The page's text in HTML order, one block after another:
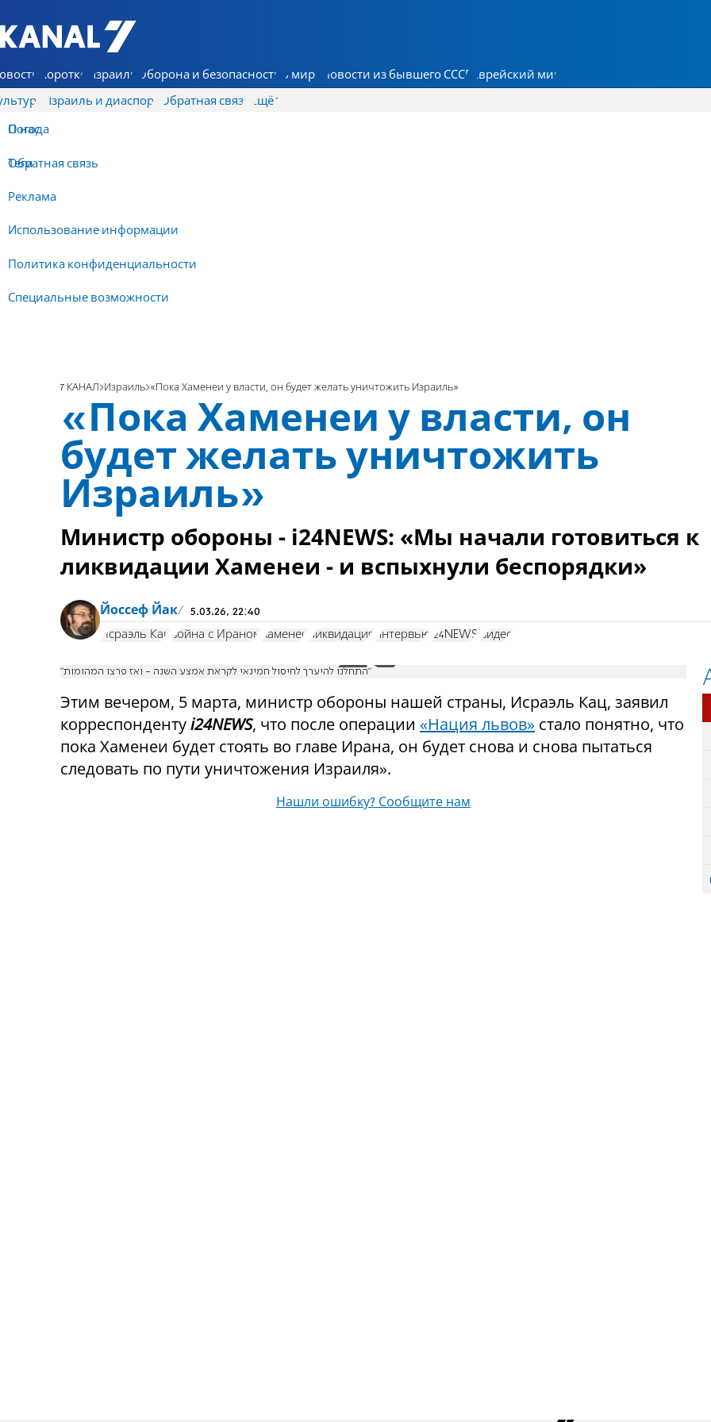
7 КАНАЛ - Аруц Шева
Коротко Израиль Оборона и безопасность В мире Новости из бывшего СССР Еврейский мир
Израиль и диаспора Обратная связь
О нас
Обратная связь
Реклама
Использование информации
Политика конфиденциальности
Специальные возможности
Ещё
Погода
Теги
7 КАНАЛ Израиль «Пока Хаменеи у власти, он будет желать уничтожить Израиль»
«Пока Хаменеи у власти, он
будет желать уничтожить
Израиль»
Министр обороны - i24NEWS: «Мы начали готовиться к
ликвидации Хаменеи - и вспыхнули беспорядки»
Йоссеф Йак 5.03.26, 22:40
Исраэль Кац война с Ираном Хаменеи ликвидация интервью i24NEWS. видео
"התחלנו להיערך לחיסול חמינאי לקראת אמצע השנה - ואז פרצו המהומות"
Этим вечером, 5 марта, министр обороны нашей страны, Исраэль Кац, заявил
корреспондентуi24NEWS, что после операции «Нация львов» стало понятно, что
пока Хаменеи будет стоять во главе Ирана, он будет снова и снова пытаться
следовать по пути уничтожения Израиля».
Нашли ошибку? Сообщите нам